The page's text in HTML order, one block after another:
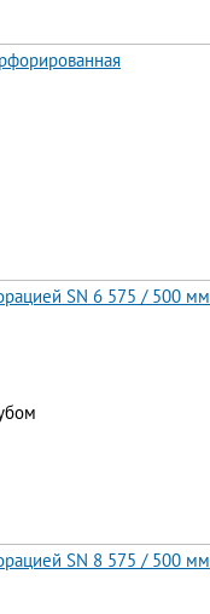
SN 6 575 / 500 мм
SN 8 575 / 500 мм